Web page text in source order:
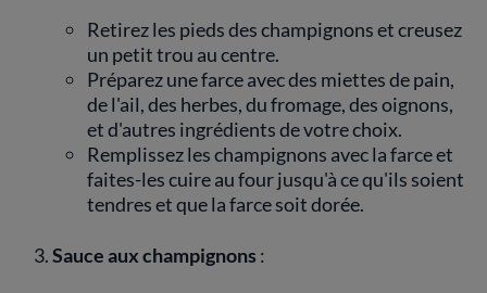
Retirez les pieds des champignons et creusez
un petit trou au centre.
Préparez une farce avec des miettes de pain,
de l'ail, des herbes, du fromage, des oignons,
et d'autres ingrédients de votre choix.
Remplissez les champignons avec la farce et
faites-les cuire au four jusqu'à ce qu'ils soient
tendres et que la farce soit dorée.
Sauce aux champignons :